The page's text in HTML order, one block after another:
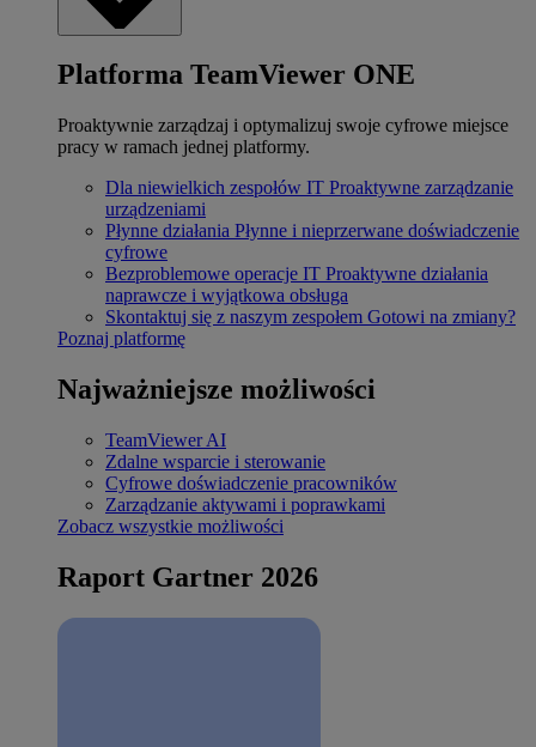
Platforma TeamViewer ONE
Proaktywnie zarządzaj i optymalizuj swoje cyfrowe miejsce
pracy w ramach jednej platformy.
Dla niewielkich zespołów IT Proaktywne zarządzanie
urządzeniami
Płynne działania Płynne i nieprzerwane doświadczenie
cyfrowe
Bezproblemowe operacje IT Proaktywne działania
naprawcze i wyjątkowa obsługa
Skontaktuj się z naszym zespołem Gotowi na zmiany?
Poznaj platformę
Najważniejsze możliwości
TeamViewer AI
Zdalne wsparcie i sterowanie
Cyfrowe doświadczenie pracowników
Zarządzanie aktywami i poprawkami
Zobacz wszystkie możliwości
Raport Gartner 2026